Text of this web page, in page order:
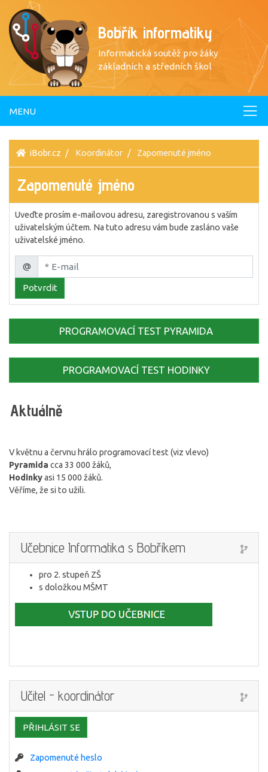
Bobřík informatiky
Informatická soutěž pro žáky
základních a středních škol
MENU
iBobr.cz Koordinátor Zapomenuté jméno
Zapomenuté jméno
Uveďte prosím e-mailovou adresu, zaregistrovanou s vaším
uživatelským účtem. Na tuto adresu vám bude zasláno vaše
uživatelské jméno.
E-mail:
@
Potvrdit
PROGRAMOVACÍ TEST PYRAMIDA
PROGRAMOVACÍ TEST HODINKY
Aktuálně
V květnu a červnu hrálo programovací test (viz vlevo)
Pyramida cca 33 000 žáků,
Hodinkyasi 15 000 žáků.
Věříme, že si to užili.
Učebnice Informatika s Bobříkem
pro 2. stupeň ZŠ
s doložkou MŠMT
Učitel - koordinátor
PŘIHLÁSIT SE
Zapomenuté heslo